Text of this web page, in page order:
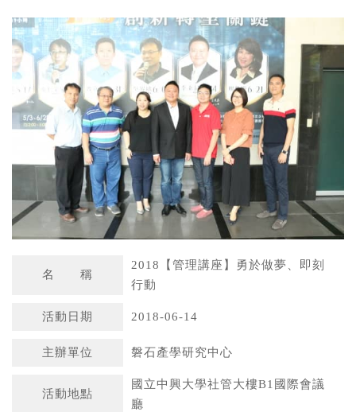
a
t
s
A
p
p
n
a
W
e
b
o
名 稱
2018【管理講座】勇於做夢、即刻
行動
活動日期 2018-06-14
主辦單位 磐石產學研究中心
活動地點
國立中興大學社管大樓B1國際會議
廳